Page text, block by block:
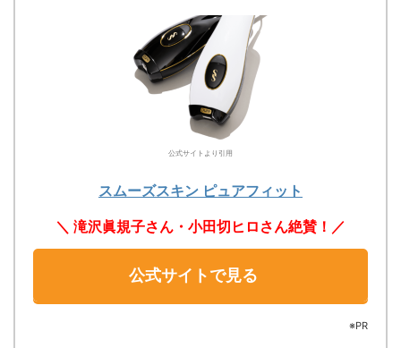
公式サイトより引用
スムーズスキン ピュアフィット
＼ 滝沢眞規子さん・小田切ヒロさん絶賛！／
公式サイトで見る
※PR